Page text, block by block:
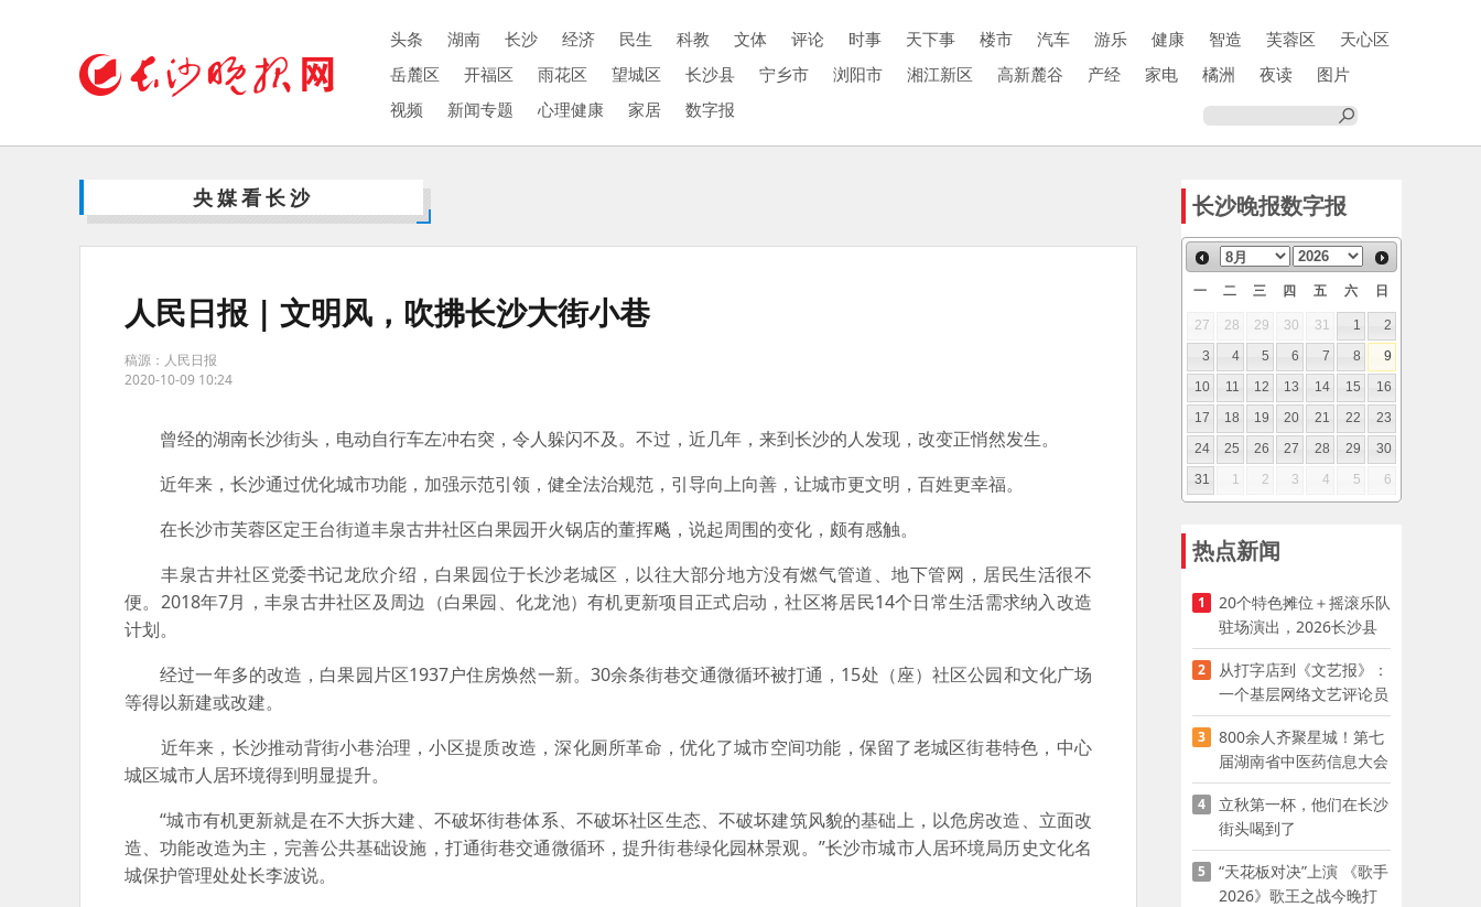
头条 湖南 长沙 经济 民生 科教 文体 评论 时事 天下事 楼市 汽车 游乐 健康 智造 芙蓉区
天心区
岳麓区
开福区 雨花区 望城区 长沙县 宁乡市 浏阳市 湘江新区 高新麓谷 产经 家电 橘洲 夜读
图片
视频
新闻专题 心理健康 家居 数字报
央媒看长沙
人民日报 | 文明风，吹拂长沙大街小巷
稿源：人民日报
2020-10-09 10:24
曾经的湖南长沙街头，电动自行车左冲右突，令人躲闪不及。不过，近几年，来到长沙的人发现，改变正悄然发生。
近年来，长沙通过优化城市功能，加强示范引领，健全法治规范，引导向上向善，让城市更文明，百姓更幸福。
在长沙市芙蓉区定王台街道丰泉古井社区白果园开火锅店的董挥飚，说起周围的变化，颇有感触。
丰泉古井社区党委书记龙欣介绍，白果园位于长沙老城区，以往大部分地方没有燃气管道、地下管网，居民生活很不
便。2018年7月，丰泉古井社区及周边（白果园、化龙池）有机更新项目正式启动，社区将居民14个日常生活需求纳入改造
计划。
经过一年多的改造，白果园片区1937户住房焕然一新。30余条街巷交通微循环被打通，15处（座）社区公园和文化广场
等得以新建或改建。
近年来，长沙推动背街小巷治理，小区提质改造，深化厕所革命，优化了城市空间功能，保留了老城区街巷特色，中心
城区城市人居环境得到明显提升。
“城市有机更新就是在不大拆大建、不破坏街巷体系、不破坏社区生态、不破坏建筑风貌的基础上，以危房改造、立面改
造、功能改造为主，完善公共基础设施，打通街巷交通微循环，提升街巷绿化园林景观。”长沙市城市人居环境局历史文化名
城保护管理处处长李波说。
长沙晚报数字报
一 二 三 四 五 六 日
27 28 29 30 31 1
2
3
4 5 6 7 8
9
10
11 12 13 14 15
16
17
18 19 20 21 22
23
24
25 26 27 28 29
30
31
1 2 3 4 5 6
热点新闻
1
20个特色摊位＋摇滚乐队
驻场演出，2026长沙县
夜市嘉年华启幕
2
从打字店到《文艺报》：
一个基层网络文艺评论员
的突围
3
800余人齐聚星城！第七
届湖南省中医药信息大会
开幕，AI正在“读懂”古老
中医
4
立秋第一杯，他们在长沙
街头喝到了
5
“天花板对决”上演 《歌手
2026》歌王之战今晚打